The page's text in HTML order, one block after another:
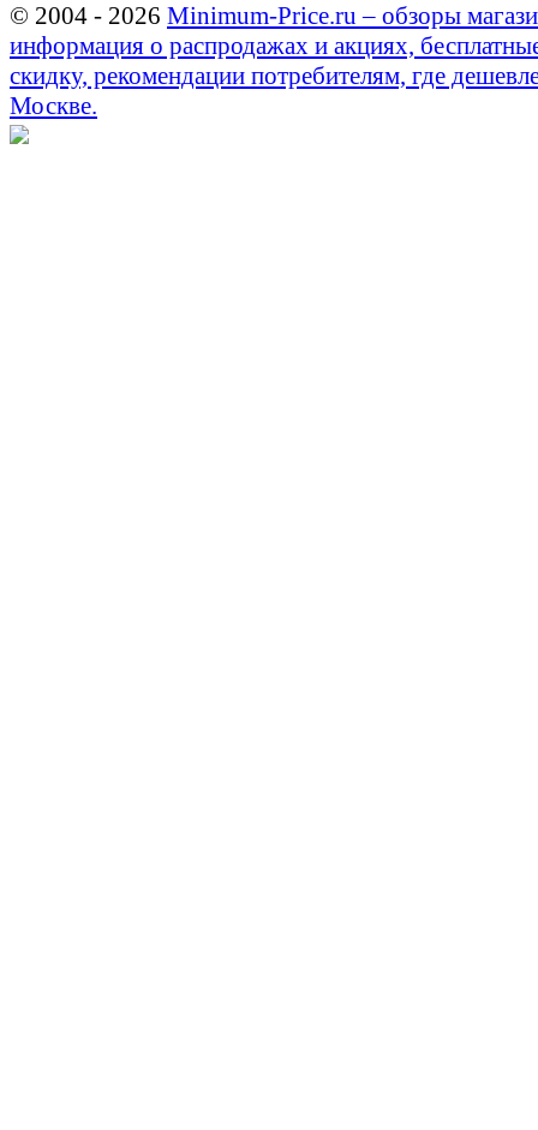
© 2004 - 2026 Minimum-Price.ru – обзоры
информация о распродажах и акциях,
скидку, рекомендации потребителям, где
Москве.